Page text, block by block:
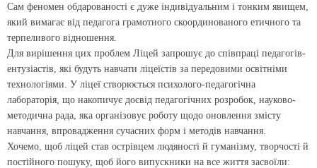
Сам феномен обдарованості є дуже індивідуальним і тонким явищем,
який вимагає від педагога грамотного скоординованого етичного та
терпеливого відношення.
Для вирішення цих проблем Ліцей запрошує до співпраці педагогів-
ентузіастів, які будуть навчати ліцеїстів за передовими освітніми
технологіями. У ліцеї створюється психолого-педагогічна
лабораторія, що накопичує досвід педагогічних розробок, науково-
методична рада, яка організовує роботу щодо оновлення змісту
навчання, впровадження сучасних форм і методів навчання.
Хочемо, щоб ліцей став острівцем людяності й гуманізму, творчості й
постійного пошуку, щоб його випускники на все життя засвоїли: